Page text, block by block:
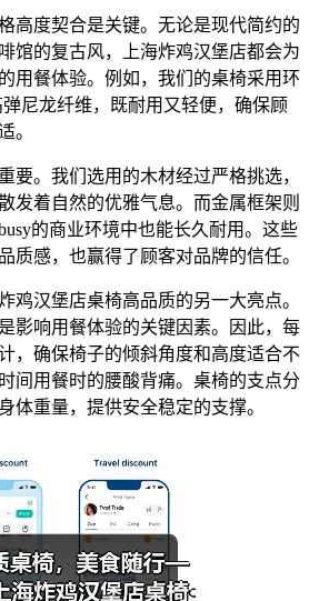
高度契合是关键。无论是现代简约的
馆的复古风，上海炸鸡汉堡店都会为
用餐体验。例如，我们的桌椅采用环
尼龙纤维，既耐用又轻便，确保顾
。
要。我们选用的木材经过严格挑选，
发着自然的优雅气息。而金属框架则
的商业环境中也能长久耐用。这些
质感，也赢得了顾客对品牌的信任。
鸡汉堡店桌椅高品质的另一大亮点。
影响用餐体验的关键因素。因此，每
，确保椅子的倾斜角度和高度适合不
间用餐时的腰酸背痛。桌椅的支点分
体重量，提供安全稳定的支撑。